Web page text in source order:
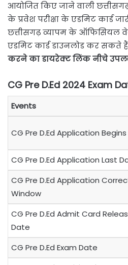
आयोजित किए जाने वाली छत्तीसगढ़
के प्रवेश परीक्षा के एडमिट कार्ड
छत्तीसगढ़ व्यापम के ऑफिसियल
एडमिट कार्ड डाउनलोड कर सकते हैं
करने का डायरेक्ट लिंक नीचे
CG Pre D.Ed 2024 Exam
Events
CG Pre D.Ed Application Begins
CG Pre D.Ed Application Last
CG Pre D.Ed Application
Window
CG Pre D.Ed Admit Card
Date
CG Pre D.Ed Exam Date